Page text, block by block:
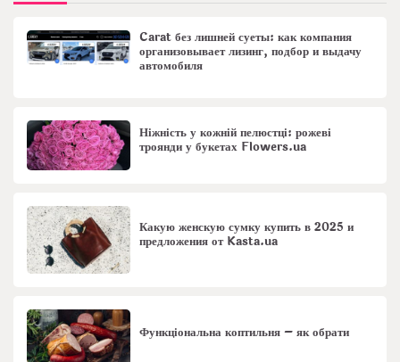
Carat без лишней суеты: как компания
организовывает лизинг, подбор и выдачу
автомобиля
Ніжність у кожній пелюстці: рожеві
троянди у букетах Flowers.ua
Какую женскую сумку купить в 2025 и
предложения от Kasta.ua
Функціональна коптильня – як обрати